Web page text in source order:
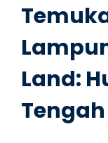
Land: